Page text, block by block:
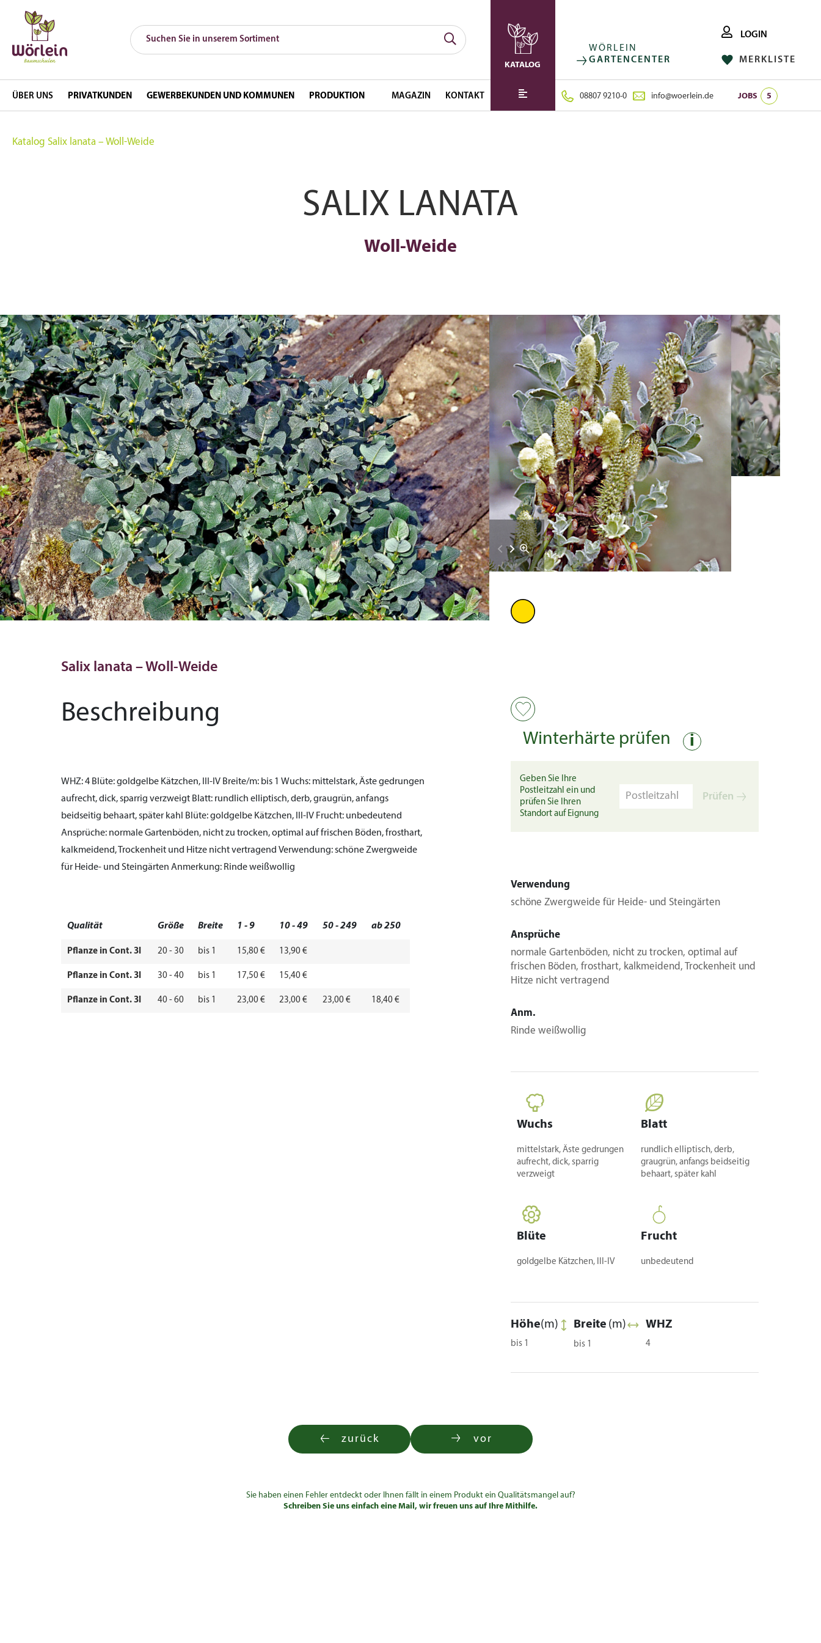
KATALOG
ÜBER UNS PRIVATKUNDEN GEWERBEKUNDEN UND KOMMUNEN PRODUKTION MAGAZIN KONTAKT
WÖRLEIN
GARTENCENTER
LOGIN
MERKLISTE
08807 9210-0 info@woerlein.de JOBS 5
FOLGE UNS AUF: INSTAGRAM FACEBOOK
Katalog Salix lanata – Woll-Weide
SALIX LANATA
Woll-Weide
Salix lanata – Woll-Weide
Beschreibung
WHZ:4 Blüte:goldgelbe Kätzchen, III-IV Breite/m: bis 1 Wuchs: mittelstark, Äste gedrungen
aufrecht, dick, sparrig verzweigt Blatt: rundlich elliptisch, derb, graugrün, anfangs
beidseitig behaart, später kahl
Blüte:goldgelbe Kätzchen, III-IV Frucht: unbedeutend
Ansprüche: normale Gartenböden, nicht zu trocken, optimal auf frischen Böden, frosthart,
kalkmeidend, Trockenheit und Hitze nicht vertragend Verwendung:schöne Zwergweide
für Heide- und Steingärten Anmerkung: Rinde weißwollig
Qualität Größe Breite 1 - 9 10 - 49 50 - 249 ab 250
Pflanze in Cont. 3l 20 - 30 bis 1 15,80 € 13,90 €
Pflanze in Cont. 3l 30 - 40 bis 1 17,50 € 15,40 €
Pflanze in Cont. 3l 40 - 60 bis 1 23,00 € 23,00 € 23,00 € 18,40 €
Winterhärte prüfen i
Geben Sie Ihre
Postleitzahl ein und
prüfen Sie Ihren
Standort auf Eignung
Prüfen
Verwendung
schöne Zwergweide für Heide- und Steingärten
Ansprüche
normale Gartenböden, nicht zu trocken, optimal auf
frischen Böden, frosthart, kalkmeidend, Trockenheit und
Hitze nicht vertragend
Anm.
Rinde weißwollig
Wuchs
mittelstark, Äste gedrungen
aufrecht, dick, sparrig
verzweigt
Blatt
rundlich elliptisch, derb,
graugrün, anfangs beidseitig
behaart, später kahl
Blüte
goldgelbe Kätzchen, III-IV
Frucht
unbedeutend
Höhe(m)
bis 1
Breite (m)
bis 1
WHZ
4
zurück vor
Sie haben einen Fehler entdeckt oder Ihnen fällt in einem Produkt ein Qualitätsmangel auf?
Schreiben Sie uns einfach eine Mail, wir freuen uns auf Ihre Mithilfe.